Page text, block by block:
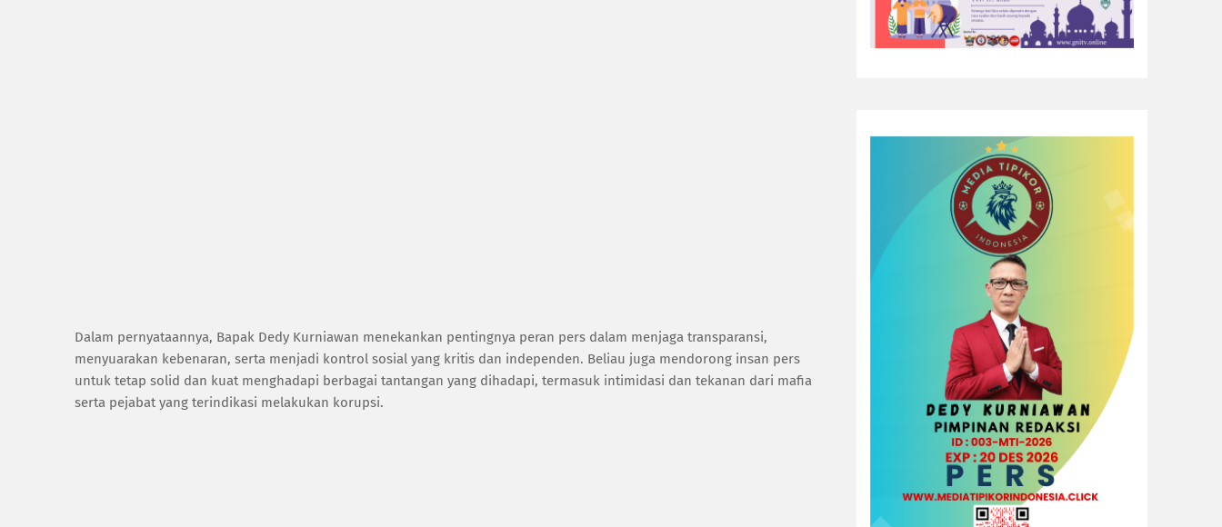
Dalam pernyataannya, Bapak Dedy Kurniawan menekankan pentingnya peran pers dalam menjaga transparansi,
menyuarakan kebenaran, serta menjadi kontrol sosial yang kritis dan independen. Beliau juga mendorong insan pers
untuk tetap solid dan kuat menghadapi berbagai tantangan yang dihadapi, termasuk intimidasi dan tekanan dari mafia
serta pejabat yang terindikasi melakukan korupsi.